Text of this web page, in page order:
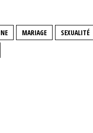
MARIAGE
SEXUALITÉ